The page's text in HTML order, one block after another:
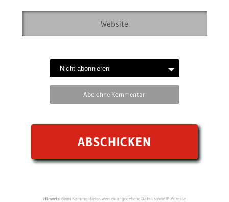
Abo ohne Kommentar
Hinweis:Beim Kommentieren werden angegebene Daten sowie IP-Adresse